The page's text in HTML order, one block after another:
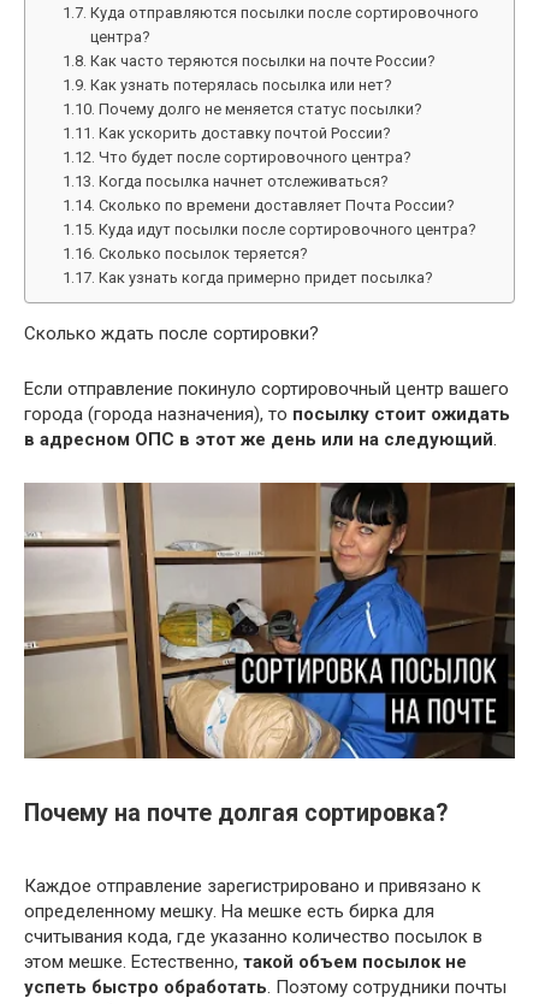
Куда отправляются посылки после сортировочного
центра?
Как часто теряются посылки на почте России?
Как узнать потерялась посылка или нет?
Почему долго не меняется статус посылки?
Как ускорить доставку почтой России?
Что будет после сортировочного центра?
Когда посылка начнет отслеживаться?
Сколько по времени доставляет Почта России?
Куда идут посылки после сортировочного центра?
Сколько посылок теряется?
Как узнать когда примерно придет посылка?
Сколько ждать после сортировки?
Если отправление покинуло сортировочный центр вашего
города (города назначения), то посылку стоит ожидать
в адресном ОПС в этот же день или на следующий.
Почему на почте долгая сортировка?
Каждое отправление зарегистрировано и привязано к
определенному мешку. На мешке есть бирка для
считывания кода, где указанно количество посылок в
этом мешке. Естественно, такой объем посылок не
успеть быстро обработать. Поэтому сотрудники почты